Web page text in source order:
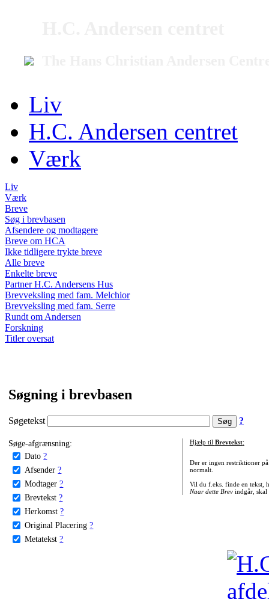
Liv
H.C. Andersen centret
Værk
Liv
Værk
Breve
Søg i brevbasen
Afsendere og modtagere
Breve om HCA
Ikke tidligere trykte breve
Alle breve
Enkelte breve
Partner H.C. Andersens Hus
Brevveksling med fam. Melchior
Brevveksling med fam. Serre
Rundt om Andersen
Forskning
Titler oversat
Søgning i brevbasen
Søgetekst ?
Søge-afgrænsning:
Dato ?
Afsender ?
Modtager ?
Brevtekst ?
Herkomst ?
Original Placering ?
Metatekst ?
Hjælp til Brevtekst:
Der er ingen restriktioner
normalt.
Vil du f.eks. finde en tekst,
Naar dette Brevindgår, skal